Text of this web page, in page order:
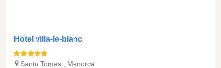
Hotel villa-le-blanc
Santo Tomas Menorca